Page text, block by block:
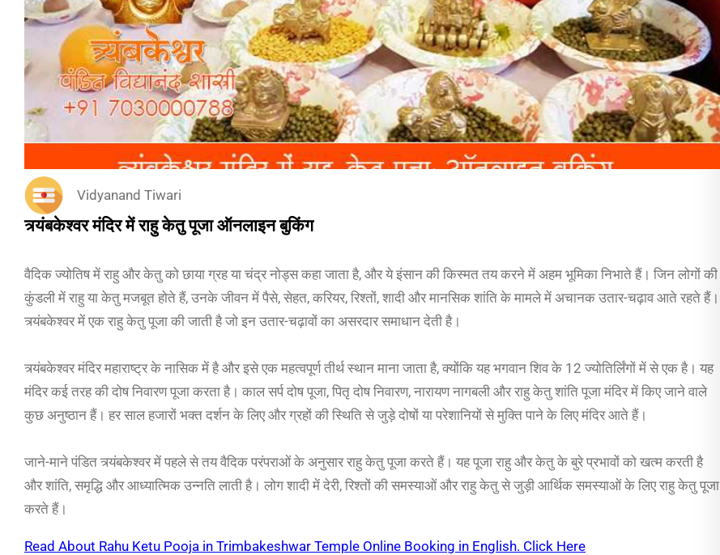
Vidyanand Tiwari
त्र्यंबकेश्वर मंदिर में राहु केतु पूजा ऑनलाइन बुकिंग
वैदिक ज्योतिष में राहु और केतु को छाया ग्रह या चंद्र नोड्स कहा जाता है, और ये इंसान की किस्मत तय करने में अहम भूमिका निभाते हैं। जिन लोगों की
कुंडली में राहु या केतु मजबूत होते हैं, उनके जीवन में पैसे, सेहत, करियर, रिश्तों, शादी और मानसिक शांति के मामले में अचानक उतार-चढ़ाव आते रहते हैं।
त्र्यंबकेश्वर में एक राहु केतु पूजा की जाती है जो इन उतार-चढ़ावों का असरदार समाधान देती है।
त्र्यंबकेश्वर मंदिर महाराष्ट्र के नासिक में है और इसे एक महत्वपूर्ण तीर्थ स्थान माना जाता है, क्योंकि यह भगवान शिव के 12 ज्योतिर्लिंगों में से एक है। यह
मंदिर कई तरह की दोष निवारण पूजा करता है। काल सर्प दोष पूजा, पितृ दोष निवारण, नारायण नागबली और राहु केतु शांति पूजा मंदिर में किए जाने वाले
कुछ अनुष्ठान हैं। हर साल हजारों भक्त दर्शन के लिए और ग्रहों की स्थिति से जुड़े दोषों या परेशानियों से मुक्ति पाने के लिए मंदिर आते हैं।
जाने-माने पंडित त्र्यंबकेश्वर में पहले से तय वैदिक परंपराओं के अनुसार राहु केतु पूजा करते हैं। यह पूजा राहु और केतु के बुरे प्रभावों को खत्म करती है
और शांति, समृद्धि और आध्यात्मिक उन्नति लाती है। लोग शादी में देरी, रिश्तों की समस्याओं और राहु केतु से जुड़ी आर्थिक समस्याओं के लिए राहु केतु पूजा
करते हैं।
Read About Rahu Ketu Pooja in Trimbakeshwar Temple Online Booking in English. Click Here